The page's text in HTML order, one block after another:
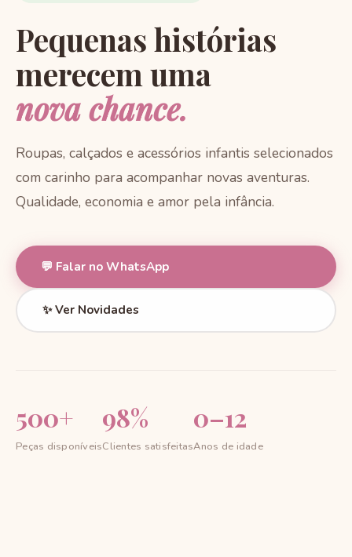
Pequenas histórias
merecem uma
nova chance.
Roupas, calçados e acessórios infantis selecionados
com carinho para acompanhar novas aventuras.
Qualidade, economia e amor pela infância.
💬 Falar no WhatsApp
✨ Ver Novidades
500+
Peças disponíveis
98%
Clientes satisfeitas
0–12
Anos de idade